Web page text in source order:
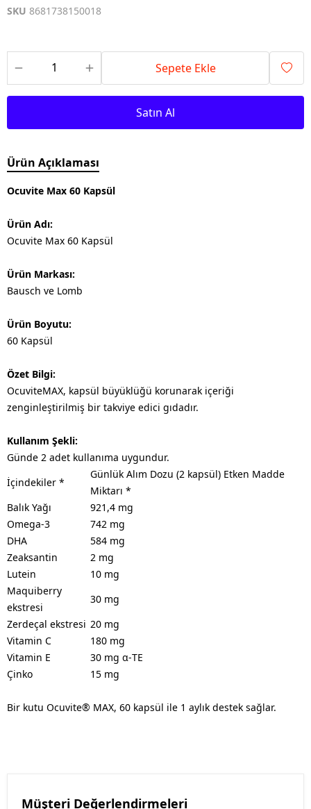
SKU 8681738150018
Sepete Ekle
Satın Al
Ürün Açıklaması
Ocuvite Max 60 Kapsül
Ürün Adı:
Ocuvite Max 60 Kapsül
Ürün Markası:
Bausch ve Lomb
Ürün Boyutu:
60 Kapsül
Özet Bilgi:
OcuviteMAX, kapsül büyüklüğü korunarak içeriği
zenginleştirilmiş bir takviye edici gıdadır.
Kullanım Şekli:
Günde 2 adet kullanıma uygundur.​
İçindekiler *
Günlük Alım Dozu (2 kapsül) Etken Madde
Miktarı *
Balık Yağı
921,4 mg
Omega-3
742 mg
DHA
584 mg
Zeaksantin
2 mg
Lutein
10 mg
Maquiberry
ekstresi
30 mg
Zerdeçal ekstresi 20 mg
Vitamin C
180 mg
Vitamin E
30 mg α-TE
Çinko
15 mg
Bir kutu Ocuvite® MAX, 60 kapsül ile 1 aylık destek sağlar.
Müşteri Değerlendirmeleri